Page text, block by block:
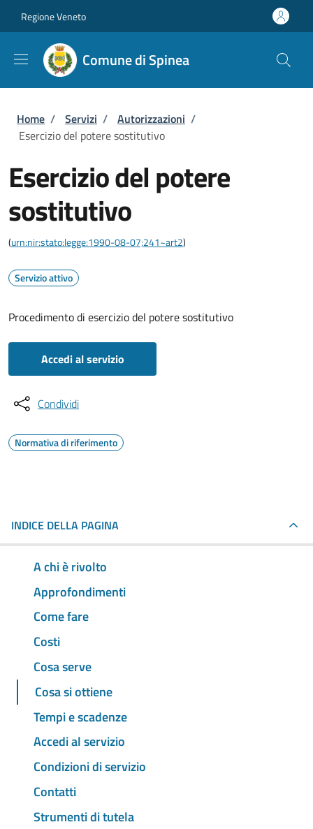
Regione Veneto
Comune di Spinea
Briciole di pane
Home / Servizi / Autorizzazioni /
Esercizio del potere sostitutivo
Esercizio del potere
sostitutivo
(urn:nir:stato:legge:1990-08-07;241~art2)
Servizio attivo
Procedimento di esercizio del potere sostitutivo
Accedi al servizio
Condividi
Normativa di riferimento
INDICE DELLA PAGINA
A chi è rivolto
Approfondimenti
Come fare
Costi
Cosa serve
Cosa si ottiene
Tempi e scadenze
Accedi al servizio
Condizioni di servizio
Contatti
Strumenti di tutela